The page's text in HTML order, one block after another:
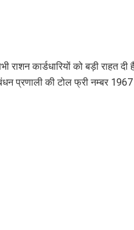
राशन कार्डधारियों को बड़ी
प्रणाली की टोल फ्री नम्बर